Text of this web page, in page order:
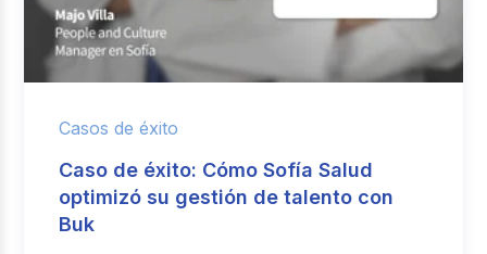
Casos de éxito
Caso de éxito: Cómo Sofía Salud
optimizó su gestión de talento con
Buk